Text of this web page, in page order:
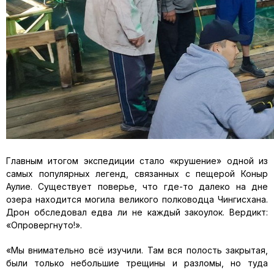
Главным итогом экспедиции стало «крушение» одной из
самых популярных легенд, связанных с пещерой Коныр
Аулие. Существует поверье, что где-то далеко на дне
озера находится могила великого полководца Чингисхана.
Дрон обследовал едва ли не каждый закоулок. Вердикт:
«Опровергнуто!».
«Мы внимательно всё изучили. Там вся полость закрытая,
были только небольшие трещины и разломы, но туда